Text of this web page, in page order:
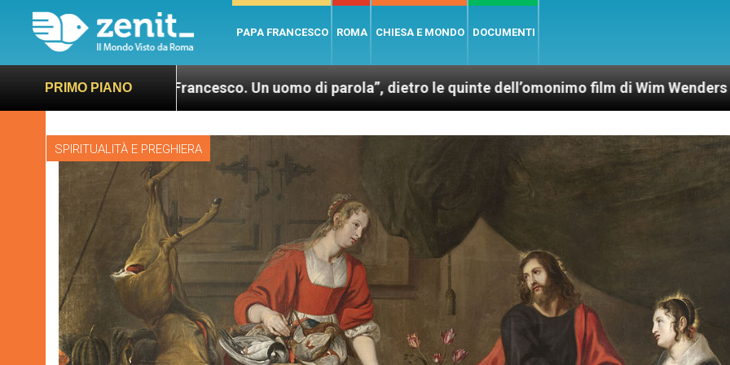
PAPA FRANCESCO ROMA CHIESA E MONDO DOCUMENTI
PRIMO PIANO
“Papa Francesco. Un uomo di parola”, dietro le quinte dell’omonimo film di Wim Wenders Lunedì 4
SPIRITUALITÀ E PREGHIERA